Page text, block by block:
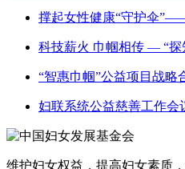
撑起女性健康“守护伞
科技薪火 巾帼相传 — “探
“智惠巾帼”公益项目战略
妇联系统公益慈善工作会
维护妇女权益，提高妇女素质